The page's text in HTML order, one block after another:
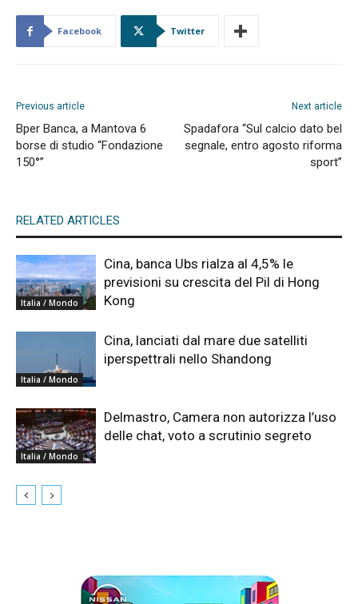
Facebook Twitter
Previous article
Bper Banca, a Mantova 6
borse di studio “Fondazione
150°”
Next article
Spadafora “Sul calcio dato bel
segnale, entro agosto riforma
sport”
RELATED ARTICLES
Italia / Mondo
Cina, banca Ubs rialza al 4,5% le
previsioni su crescita del Pil di Hong
Kong
Italia / Mondo
Cina, lanciati dal mare due satelliti
iperspettrali nello Shandong
Italia / Mondo
Delmastro, Camera non autorizza l’uso
delle chat, voto a scrutinio segreto